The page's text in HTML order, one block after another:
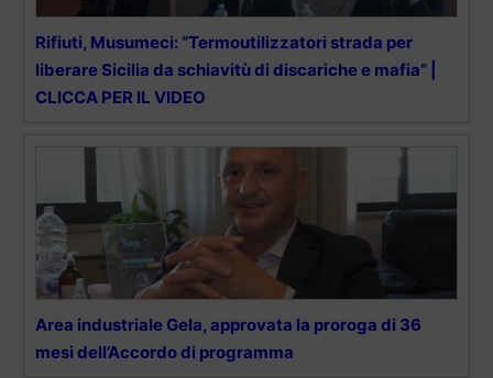
Rifiuti, Musumeci: “Termoutilizzatori strada per
liberare Sicilia da schiavitù di discariche e mafia” |
CLICCA PER IL VIDEO
Area industriale Gela, approvata la proroga di 36
mesi dell’Accordo di programma